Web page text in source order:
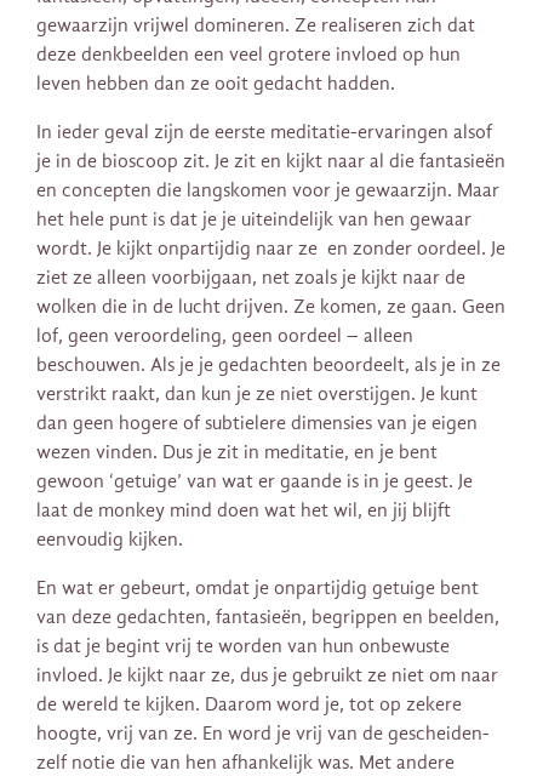
gewaarzijn vrijwel domineren. Ze realiseren zich dat
deze denkbeelden een veel grotere invloed op hun
leven hebben dan ze ooit gedacht hadden.
In ieder geval zijn de eerste meditatie-ervaringen alsof
je in de bioscoop zit. Je zit en kijkt naar al die fantasieën
en concepten die langskomen voor je gewaarzijn. Maar
het hele punt is dat je je uiteindelijk van hen gewaar
wordt. Je kijkt onpartijdig naar ze en zonder oordeel. Je
ziet ze alleen voorbijgaan, net zoals je kijkt naar de
wolken die in de lucht drijven. Ze komen, ze gaan. Geen
lof, geen veroordeling, geen oordeel – alleen
beschouwen. Als je je gedachten beoordeelt, als je in ze
verstrikt raakt, dan kun je ze niet overstijgen. Je kunt
dan geen hogere of subtielere dimensies van je eigen
wezen vinden. Dus je zit in meditatie, en je bent
gewoon ‘getuige’ van wat er gaande is in je geest. Je
laat de monkey mind doen wat het wil, en jij blijft
eenvoudig kijken.
En wat er gebeurt, omdat je onpartijdig getuige bent
van deze gedachten, fantasieën, begrippen en beelden,
is dat je begint vrij te worden van hun onbewuste
invloed. Je kijkt naar ze, dus je gebruikt ze niet om naar
de wereld te kijken. Daarom word je, tot op zekere
hoogte, vrij van ze. En word je vrij van de gescheiden-
zelf notie die van hen afhankelijk was. Met andere